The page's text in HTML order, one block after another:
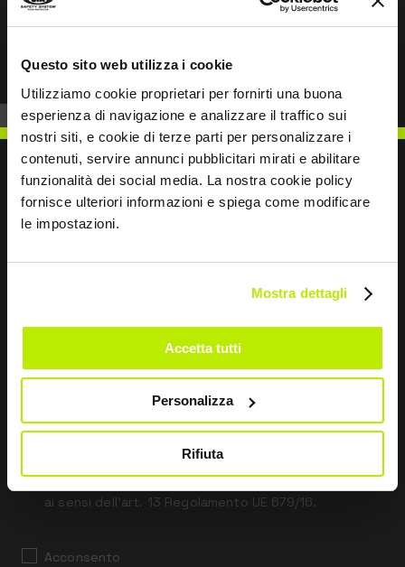
Questo sito web utilizza i cookie
Utilizziamo cookie proprietari per fornirti una buona
esperienza di navigazione e analizzare il traffico sui
nostri siti, e cookie di terze parti per personalizzare i
contenuti, servire annunci pubblicitari mirati e abilitare
funzionalità dei social media. La nostra cookie policy
fornisce ulteriori informazioni e spiega come modificare
le impostazioni.
Mostra dettagli
Accetta tutti
Personalizza
Rifiuta
Prev Next
Restiamo in contatto
Leave
field
ai sensi dell’art. 13 Regolamento UE 679/16.
Acconsento